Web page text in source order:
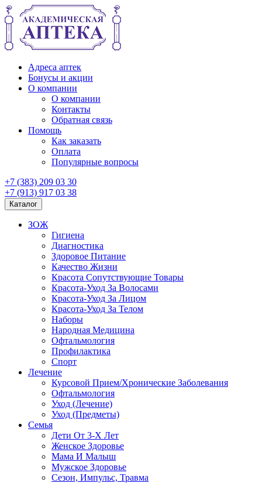
Адреса аптек
Бонусы и акции
О компании
О компании
Контакты
Обратная связь
Помощь
Как заказать
Оплата
Популярные вопросы
+7 (383) 209 03 30
+7 (913) 917 03 38
Каталог
ЗОЖ
Гигиена
Диагностика
Здоровое Питание
Качество Жизни
Красота Сопутствующие Товары
Красота-Уход За Волосами
Красота-Уход За Лицом
Красота-Уход За Телом
Наборы
Народная Медицина
Офтальмология
Профилактика
Спорт
Лечение
Курсовой Прием/Хронические Заболевания
Офтальмология
Уход (Лечение)
Уход (Предметы)
Семья
Дети От 3-Х Лет
Женское Здоровье
Мама И Малыш
Мужское Здоровье
Сезон, Импульс, Травма